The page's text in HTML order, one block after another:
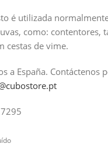
é utilizada
como: contentores,
cestas de vime.
a España. Contáctenos